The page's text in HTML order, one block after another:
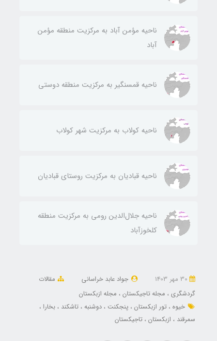
ناحيه مؤمن آباد به مركزيت منطقه مؤمن
آباد
ناحيه قمسنگير به مركزيت منطقه دوستی
ناحيه كولاب به مركزيت شهر كولاب
ناحيه قباديان به مركزيت روستای قباديان
ناحيه جلال‌الدين رومی به مركزيت منطقه
كلخوزآباد
جواد عابد خراسانی
مقالات
گردشگری
مجله تاجیکستان
مجله ازبکستان
خیوه تور ازبکستان پنجکنت دوشنبه تاشکند
بخارا
سمرقند
ازبکستان تاجیکستان